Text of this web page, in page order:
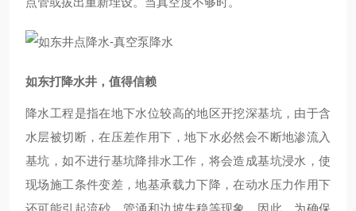
如东打降水井，值得信赖
降水工程是指在地下水位较高的地区开挖深基坑，由于含
水层被切断，在压差作用下，地下水必然会不断地渗流入
基坑，如不进行基坑降排水工作，将会造成基坑浸水，使
现场施工条件变差，地基承载力下降，在动水压力作用下
还可能引起流砂、管涌和边坡失稳等现象，因此，为确保